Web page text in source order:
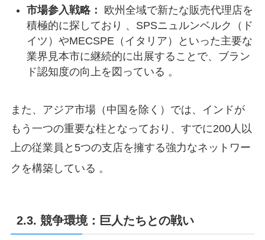
市場参入戦略：
欧州全域で新たな販売代理店を
積極的に探しており 、SPSニュルンベルク（ド
イツ）やMECSPE（イタリア）といった主要な
業界見本市に継続的に出展することで、ブラン
ド認知度の向上を図っている 。
また、アジア市場（中国を除く）では、インドが
もう一つの重要な柱となっており、すでに200人以
上の従業員と5つの支店を擁する強力なネットワー
クを構築している 。
2.3. 競争環境：巨人たちとの戦い